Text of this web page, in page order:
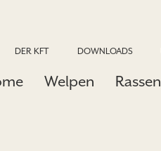
DER KFT DOWNLOADS
Welpen Rassen